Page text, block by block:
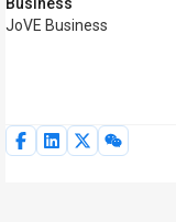
JoVE Business